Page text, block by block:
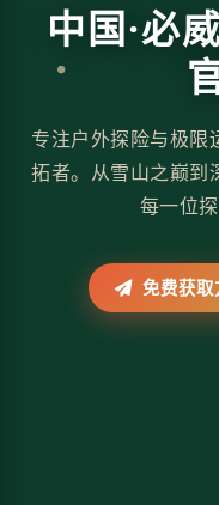
中国·必
专注户外探险与极限
拓者。从雪山之巅到
每一位
免费获取